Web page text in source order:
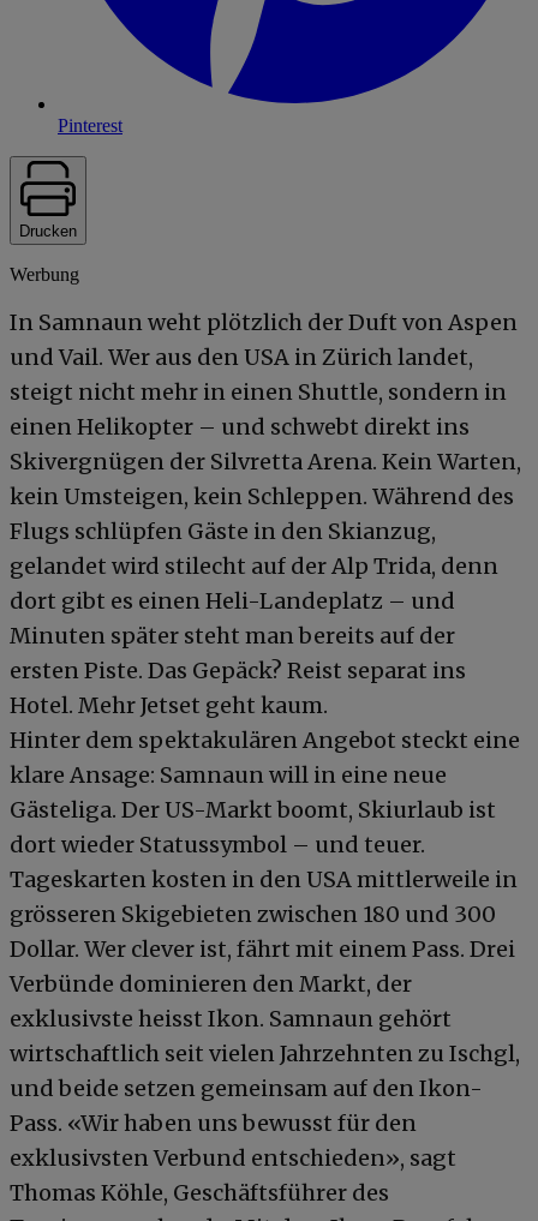
Pinterest
Drucken
Werbung
In Samnaun weht plötzlich der Duft von Aspen
und Vail. Wer aus den USA in Zürich landet,
steigt nicht mehr in einen Shuttle, sondern in
einen Helikopter – und schwebt direkt ins
Skivergnügen der Silvretta Arena. Kein Warten,
kein Umsteigen, kein Schleppen. Während des
Flugs schlüpfen Gäste in den Skianzug,
gelandet wird stilecht auf der Alp Trida, denn
dort gibt es einen Heli-Landeplatz – und
Minuten später steht man bereits auf der
ersten Piste. Das Gepäck? Reist separat ins
Hotel. Mehr Jetset geht kaum.
Hinter dem spektakulären Angebot steckt eine
klare Ansage: Samnaun will in eine neue
Gästeliga. Der US-Markt boomt, Skiurlaub ist
dort wieder Statussymbol – und teuer.
Tageskarten kosten in den USA mittlerweile in
grösseren Skigebieten zwischen 180 und 300
Dollar. Wer clever ist, fährt mit einem Pass. Drei
Verbünde dominieren den Markt, der
exklusivste heisst Ikon. Samnaun gehört
wirtschaftlich seit vielen Jahrzehnten zu Ischgl,
und beide setzen gemeinsam auf den Ikon-
Pass. «Wir haben uns bewusst für den
exklusivsten Verbund entschieden», sagt
Thomas Köhle, Geschäftsführer des